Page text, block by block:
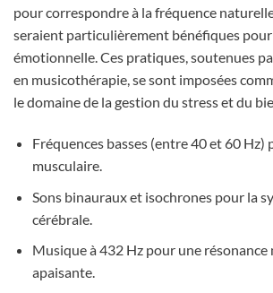
pour correspondre à la fréquence
seraient particulièrement bénéfiques
émotionnelle. Ces pratiques, soutenues
en musicothérapie, se sont imposées
le domaine de la gestion du stress et du
Fréquences basses (entre 40 et 60 Hz)
musculaire.
Sons binauraux et isochrones pour la
cérébrale.
Musique à 432 Hz pour une
apaisante.